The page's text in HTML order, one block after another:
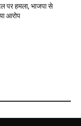
पर हमला, भाजपा से
आरोप